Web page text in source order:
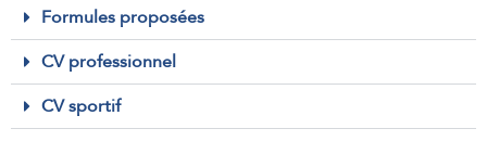
Formules proposées
CV professionnel
CV sportif